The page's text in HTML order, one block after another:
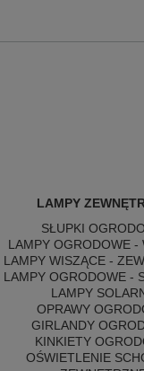
LAMPY
SŁUPKI
LAMPY OGRODOWE -
LAMPY WISZĄCE -
LAMPY OGRODOWE -
LAMPY
OPRAWY
GIRLANDY
KINKIETY
OŚWIETLENIE